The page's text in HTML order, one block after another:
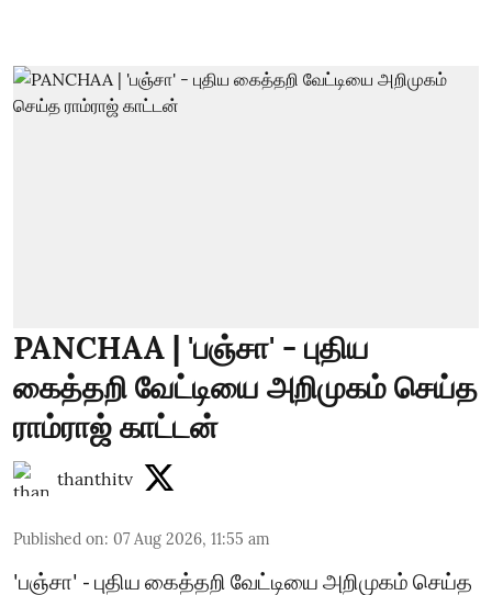
PANCHAA | 'பஞ்சா' - புதிய
கைத்தறி வேட்டியை அறிமுகம் செய்த
ராம்ராஜ் காட்டன்
thanthitv
Published on: 07 Aug 2026, 11:55 am
'பஞ்சா' - புதிய கைத்தறி வேட்டியை அறிமுகம் செய்த